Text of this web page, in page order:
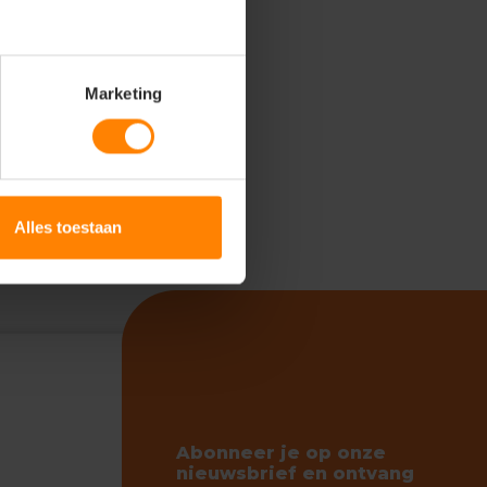
Marketing
Alles toestaan
Abonneer je op onze
nieuwsbrief en ontvang